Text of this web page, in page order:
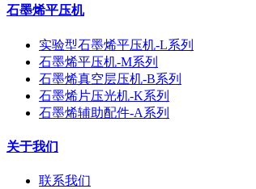
石墨烯平压机
实验型石墨烯平压机-L系列
石墨烯平压机-M系列
石墨烯真空层压机-B系列
石墨烯片压光机-K系列
石墨烯辅助配件-A系列
关于我们
联系我们